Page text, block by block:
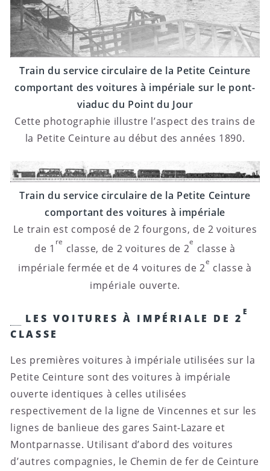
Train du service circulaire de la Petite Ceinture
comportant des voitures à impériale sur le pont-
viaduc du Point du Jour
Cette photographie illustre l’aspect des trains de
la Petite Ceinture au début des années 1890.
Train du service circulaire de la Petite Ceinture
comportant des voitures à impériale
Le train est composé de 2 fourgons, de 2 voitures
de 1
re
classe, de 2 voitures de 2
e
classe à
impériale fermée et de 4 voitures de 2
e
classe à
impériale ouverte.
LES VOITURES À IMPÉRIALE DE 2 E
CLASSE
Les premières voitures à impériale utilisées sur la
Petite Ceinture sont des voitures à impériale
ouverte identiques à celles utilisées
respectivement de la ligne de Vincennes et sur les
lignes de banlieue des gares Saint-Lazare et
Montparnasse. Utilisant d’abord des voitures
d’autres compagnies, le Chemin de fer de Ceinture